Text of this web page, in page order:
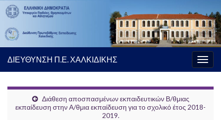
ΔΙΕΥΘΥΝΣΗ Π.Ε. ΧΑΛΚΙΔΙΚΗΣ
Διάθεση αποσπασμένων εκπαιδευτικών Β/θμιας
εκπαίδευση στην Α/θμια εκπαίδευση για το σχολικό έτος 2018-
2019.